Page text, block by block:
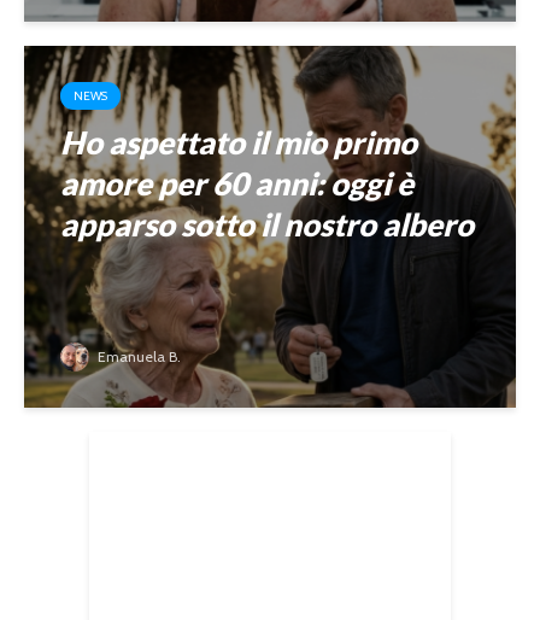
NEWS
Ho aspettato il mio primo
amore per 60 anni: oggi è
apparso sotto il nostro albero
Emanuela B.